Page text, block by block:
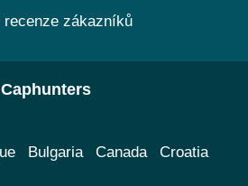
recenze zákazníků
Caphunters
Bulgaria Canada Croatia